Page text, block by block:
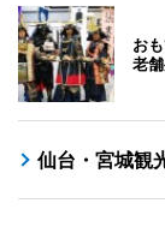
お
老
仙台・宮城観